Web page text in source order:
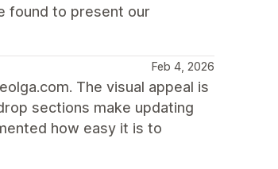
found to present our
Feb 4, 2026
The visual appeal is
sections make updating
how easy it is to